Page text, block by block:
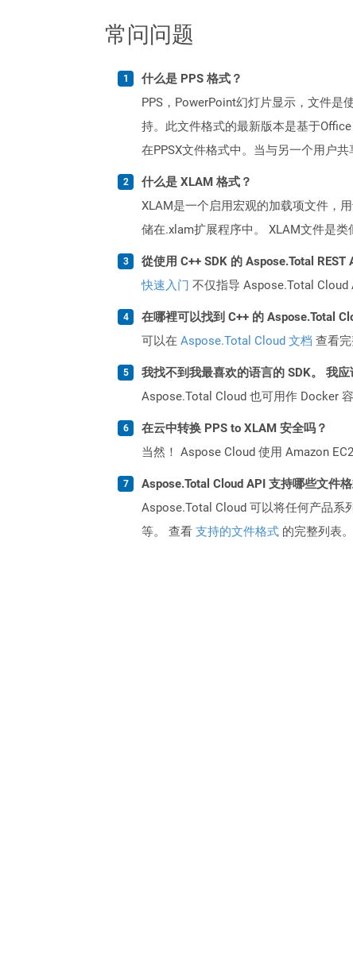
常问问题
什么是 PPS 格式？
PPS，PowerPoint幻灯片显示，文件
持。此文件格式的最新版本是基于
在PPSX文件格式中。当与另一个用户
什么是 XLAM 格式？
XLAM是一个启用宏观的加载项文件，
储在.xlam扩展程序中。 XLAM文件是类
從使用 C++ SDK 的 Aspose.Total
快速入门 不仅指导 Aspose.Total Cloud
在哪裡可以找到 C++ 的 Aspose.Total
可以在 Aspose.Total Cloud 文档 查看完
我找不到我最喜欢的语言的 SDK。 我应
Aspose.Total Cloud 也可用作 Docker
在云中转换 PPS to XLAM 安全吗？
当然！ Aspose Cloud 使用 Amazon
Aspose.Total Cloud API 支持哪些文件格
Aspose.Total Cloud 可以将任何产品系
等。 查看 支持的文件格式 的完整列表。